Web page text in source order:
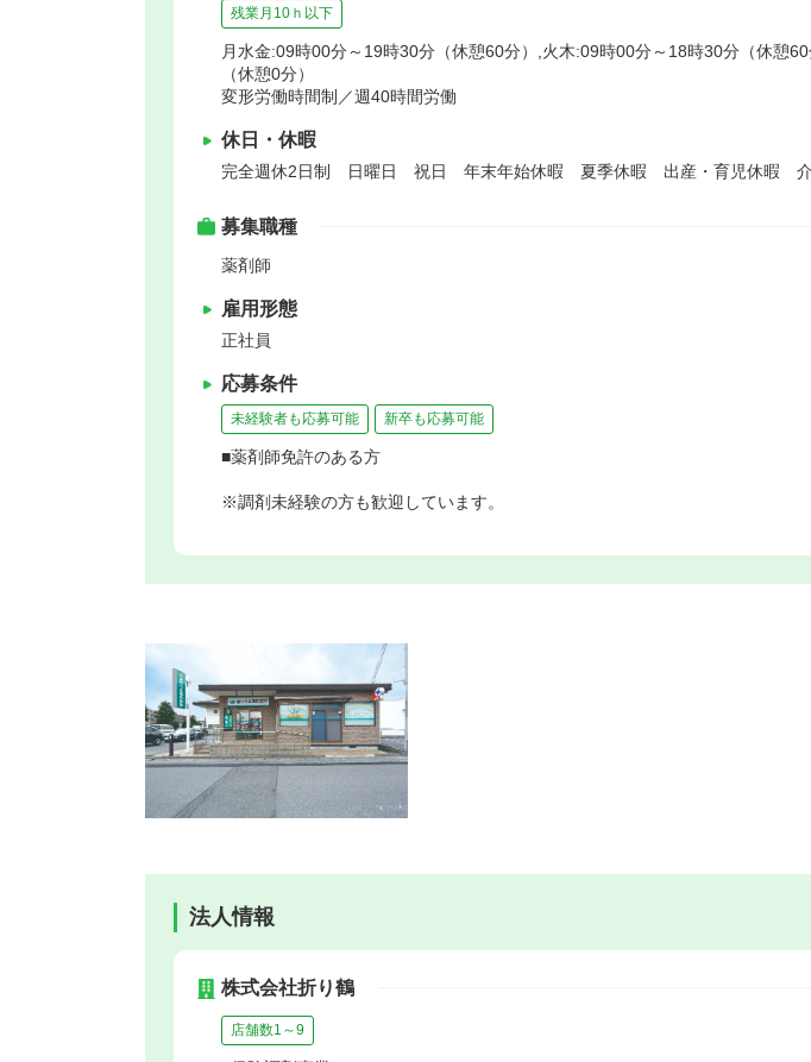
残業月10ｈ以下
月水金:09時00分～19時30分（休憩60分）,火木:09時00分～18時30分（休憩
（休憩0分）
変形労働時間制／週40時間労働
休日・休暇
完全週休2日制 日曜日 祝日 年末年始休暇 夏季休暇 出産・育児休暇 介
募集職種
薬剤師
雇用形態
正社員
応募条件
未経験者も応募可能 新卒も応募可能
■薬剤師免許のある方
※調剤未経験の方も歓迎しています。
法人情報
株式会社折り鶴
店舗数1～9